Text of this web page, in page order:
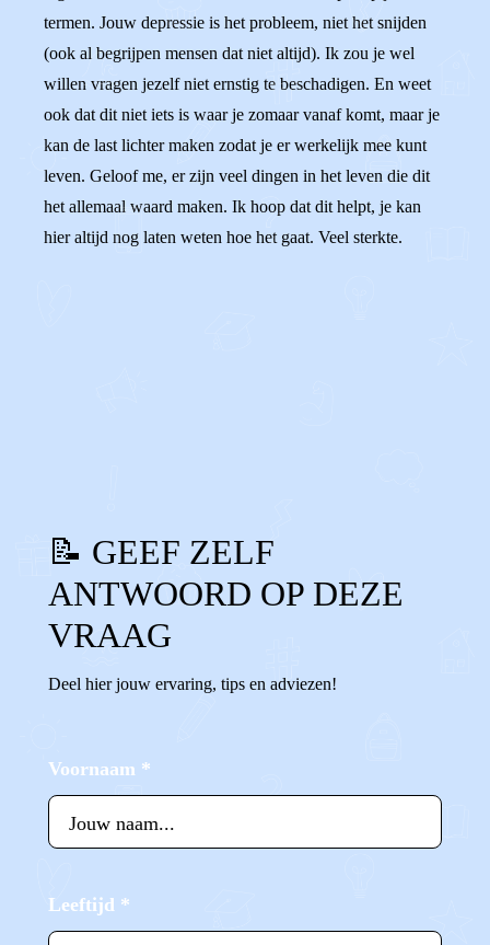
termen. Jouw depressie is het probleem, niet het snijden
(ook al begrijpen mensen dat niet altijd). Ik zou je wel
willen vragen jezelf niet ernstig te beschadigen. En weet
ook dat dit niet iets is waar je zomaar vanaf komt, maar je
kan de last lichter maken zodat je er werkelijk mee kunt
leven. Geloof me, er zijn veel dingen in het leven die dit
het allemaal waard maken. Ik hoop dat dit helpt, je kan
hier altijd nog laten weten hoe het gaat. Veel sterkte.
📝 GEEF ZELF
ANTWOORD OP DEZE
VRAAG
Deel hier jouw ervaring, tips en adviezen!
Voornaam *
Leeftijd *